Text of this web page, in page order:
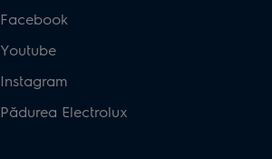
Facebook
Youtube
Instagram
Pădurea Electrolux